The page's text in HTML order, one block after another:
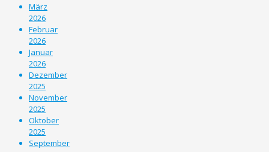
März
2026
Februar
2026
Januar
2026
Dezember
2025
November
2025
Oktober
2025
September